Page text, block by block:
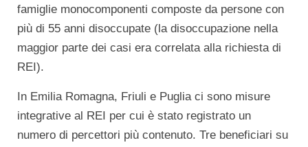
famiglie monocomponenti composte da persone con
più di 55 anni disoccupate (la disoccupazione nella
maggior parte dei casi era correlata alla richiesta di
REI).
In Emilia Romagna, Friuli e Puglia ci sono misure
integrative al REI per cui è stato registrato un
numero di percettori più contenuto. Tre beneficiari su